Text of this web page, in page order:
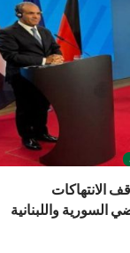
الانتهاكات
السورية واللبنانية